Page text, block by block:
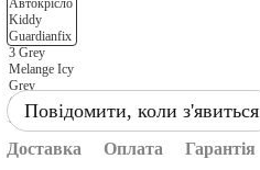
Повідомити, коли з'явиться
Доставка Оплата Гарантія